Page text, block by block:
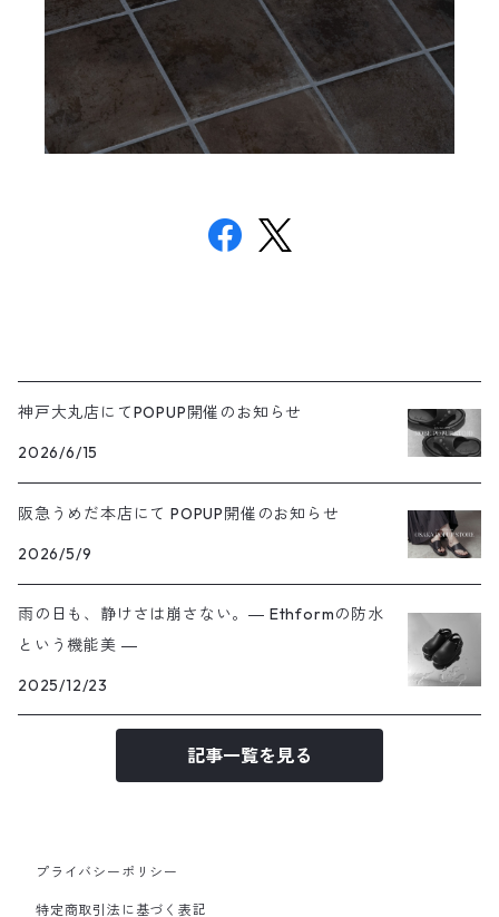
神戸大丸店にてPOPUP開催のお知らせ
2026/6/15
阪急うめだ本店にて POPUP開催のお知らせ
2026/5/9
雨の日も、静けさは崩さない。― Ethformの防水
という機能美 ―
2025/12/23
記事一覧を見る
プライバシーポリシー
特定商取引法に基づく表記